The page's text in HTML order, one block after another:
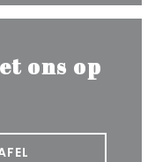
ons op